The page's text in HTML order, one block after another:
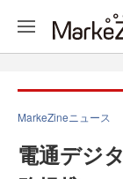
MarkeZineニュース
電通デジ